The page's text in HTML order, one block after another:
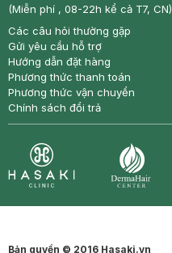
(Miễn phí , 08-22h kể cả T7, CN)
Các câu hỏi thường gặp
Gửi yêu cầu hỗ trợ
Hướng dẫn đặt hàng
Phương thức thanh toán
Phương thức vận chuyển
Chính sách đổi trả
Bản quyền © 2016 Hasaki.vn